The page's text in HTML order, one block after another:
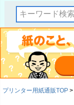
プリンター用紙通販TOP